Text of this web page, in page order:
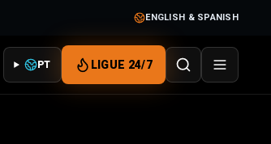
ENGLISH & SPANISH
PT LIGUE 24/7